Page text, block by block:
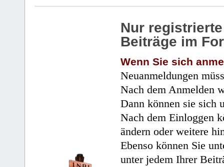
Nur
Beiträge im
Wenn Sie sich
Neuanmeldungen
Nach dem Anmelden
Dann können sie sich
Nach dem Einloggen
ändern oder weitere
Ebenso können Sie
unter jedem Ihrer